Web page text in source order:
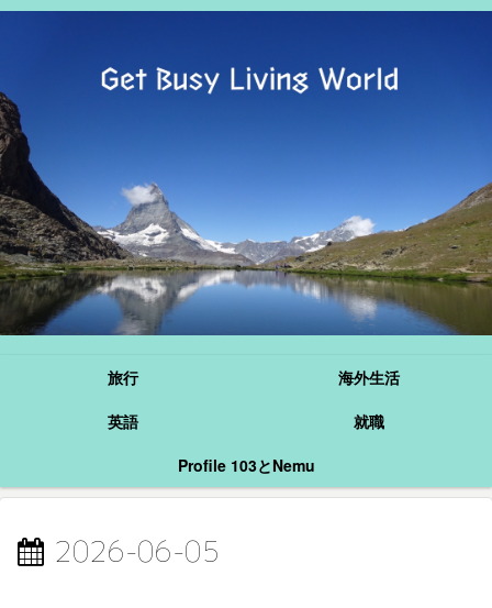
旅行
海外生活
英語
就職
Profile 103とNemu
2026-06-05